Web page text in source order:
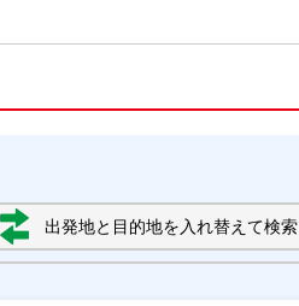
出発地と目的地を入れ替えて検索